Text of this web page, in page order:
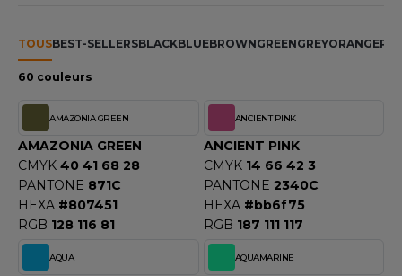
VETEMENTS
SHIRT
SHIRT
- BLANKS
COOL
HOODS
T'S
TOUSBEST-SELLERSBLACKBLUEBROWNGREENGREYORANGE
60 couleurs
AMAZONIA GREEN
AMAZONIA GREEN
CMYK 40 41 68 28
PANTONE 871C
HEXA #807451
RGB 128 116 81
ANCIENT PINK
ANCIENT PINK
CMYK 14 66 42 3
PANTONE 2340C
HEXA #bb6f75
RGB 187 111 117
AQUA AQUAMARINE